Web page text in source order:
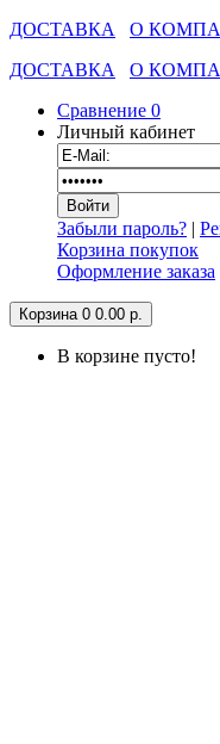
ДОСТАВКА О
ДОСТАВКА
О
Сравнение 0
Личный кабинет
Забыли пароль? |
Корзина покупок
Оформление заказа
Корзина 0 0.00 р.
В корзине пусто!